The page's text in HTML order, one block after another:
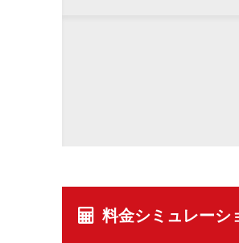
料金シミュレーシ